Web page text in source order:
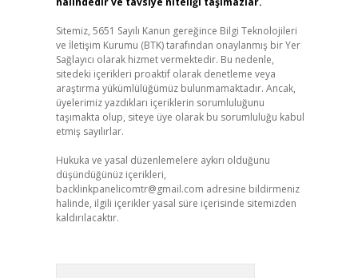
Sitemiz, 5651 Sayılı Kanun gereğince Bilgi Teknolojileri
ve İletişim Kurumu (BTK) tarafından onaylanmış bir Yer
Sağlayıcı olarak hizmet vermektedir. Bu nedenle,
sitedeki içerikleri proaktif olarak denetleme veya
araştırma yükümlülüğümüz bulunmamaktadır. Ancak,
üyelerimiz yazdıkları içeriklerin sorumluluğunu
taşımakta olup, siteye üye olarak bu sorumluluğu kabul
etmiş sayılırlar.
Hukuka ve yasal düzenlemelere aykırı olduğunu
düşündüğünüz içerikleri,
backlinkpanelicomtr@gmail.com adresine bildirmeniz
halinde, ilgili içerikler yasal süre içerisinde sitemizden
kaldırılacaktır.